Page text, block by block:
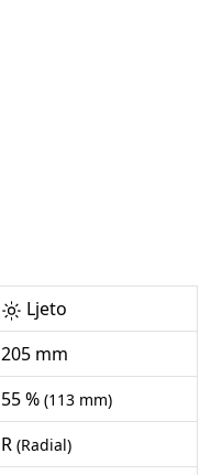
Ljeto
205 mm
55 % (113 mm)
R (Radial)